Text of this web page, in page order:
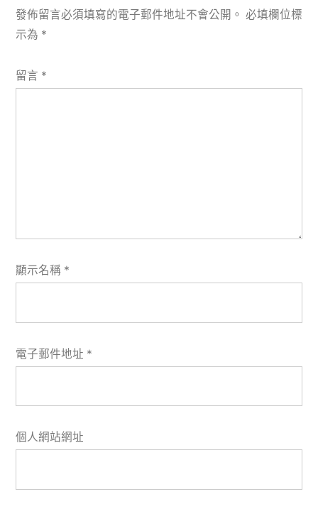
發佈留言必須填寫的電子郵件地址不會公開。 必填欄位標
示為 *
留言 *
顯示名稱 *
電子郵件地址 *
個人網站網址